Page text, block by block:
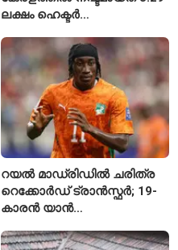
ലക്ഷം ഹെക്ടർ
റയൽ മാഡ്രിഡിൽ ചരിത്ര
റെക്കോർഡ് ട്രാൻസ്ഫർ; 19-
കാരൻ യാൻ
സ്വന്തമാക്കി സ്പാനിഷ്